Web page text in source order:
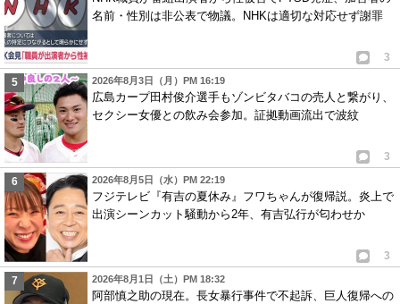
名前・性別は非公表で物議。NHKは適切な対応せず謝罪
3
2026年8月3日（月）PM 16:19
広島カープ田村俊介選手もゾンビタバコの売人と繋がり、
セクシー女優との飲み会参加。証拠動画流出で波紋
3
2026年8月5日（水）PM 22:19
フジテレビ『有吉の夏休み』フワちゃんが復帰説。炎上で
出演シーンカット騒動から2年、有吉弘行が匂わせか
3
2026年8月1日（土）PM 18:32
阿部慎之助の現在。長女暴行事件で不起訴、巨人復帰への